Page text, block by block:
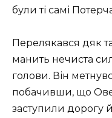
були ті самі
Перелякався дяк
манить нечиста
голови. Він
побачивши, що
заступили дорогу